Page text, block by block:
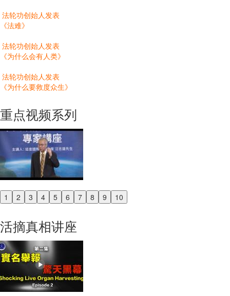
法轮功创始人发表
《法难》
法轮功创始人发表
《为什么会有人类》
法轮功创始人发表
《为什么要救度众生》
重点视频系列
1 2 3 4 5 6 7 8 9 10
Previous
活摘真相讲座